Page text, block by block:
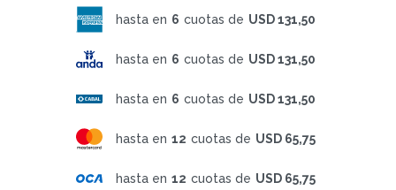
hasta en 6 cuotas de USD 131,50
hasta en 6 cuotas de USD 131,50
hasta en 6 cuotas de USD 131,50
hasta en 12 cuotas de USD 65,75
hasta en 12 cuotas de USD 65,75